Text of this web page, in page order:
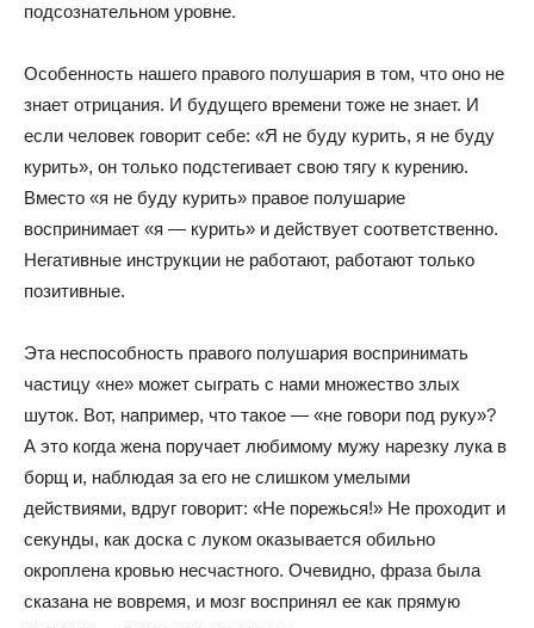
подсознательном уровне.
Особенность нашего правого полушария в том, что оно не
знает отрицания. И будущего времени тоже не знает. И
если человек говорит себе: «Я не буду курить, я не буду
курить», он только подстегивает свою тягу к курению.
Вместо «я не буду курить» правое полушарие
воспринимает «я — курить» и действует соответственно.
Негативные инструкции не работают, работают только
позитивные.
Эта неспособность правого полушария воспринимать
частицу «не» может сыграть с нами множество злых
шуток. Вот, например, что такое — «не говори под руку»?
А это когда жена поручает любимому мужу нарезку лука в
борщ и, наблюдая за его не слишком умелыми
действиями, вдруг говорит: «Не порежься!» Не проходит и
секунды, как доска с луком оказывается обильно
окроплена кровью несчастного. Очевидно, фраза была
сказана не вовремя, и мозг воспринял ее как прямую